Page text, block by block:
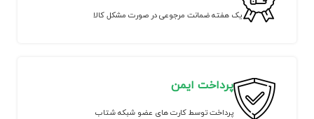
یک هفته ضمانت مرجوعی در صورت مشکل کالا
پرداخت ایمن
پرداخت توسط کارت های عضو شبکه شتاب